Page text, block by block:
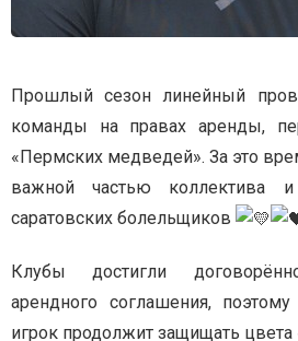
Прошлый сезон линейный
команды на правах аренды,
«Пермских медведей». За это
важной частью коллектива
саратовских болельщиков
Клубы достигли
арендного соглашения,
игрок продолжит защищать цвета